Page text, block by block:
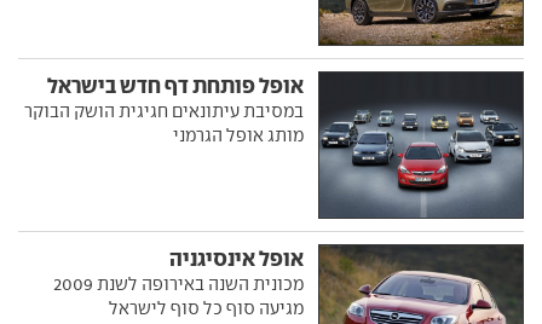
אופל פותחת דף חדש בישראל
במסיבת עיתונאים חגיגית הושק הבוקר
מותג אופל הגרמני
אופל אינסיגניה
מכונית השנה באירופה לשנת 2009
מגיעה סוף כל סוף לישראל